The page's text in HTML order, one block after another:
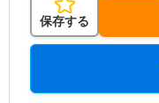
保存する